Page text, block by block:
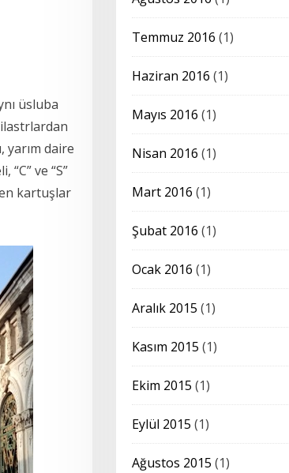
üsluba
yarım daire
ve “S”
kartuşlar
Temmuz 2016 (1)
Haziran 2016 (1)
Mayıs 2016 (1)
Nisan 2016 (1)
Mart 2016 (1)
Şubat 2016 (1)
Ocak 2016 (1)
Aralık 2015 (1)
Kasım 2015 (1)
Ekim 2015 (1)
Eylül 2015 (1)
Ağustos 2015 (1)